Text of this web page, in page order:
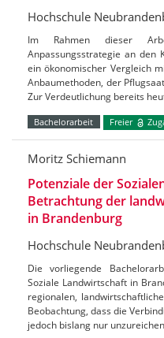
Hochschule
Im Rahmen dieser
Anpassungsstrategie an den
ein ökonomischer Vergleich
Anbaumethoden, der
Zur Verdeutlichung bereits
Bachelorarbeit Freier
Moritz Schiemann
Potenziale der
Betrachtung der
in Brandenburg
Hochschule
Die vorliegende
Soziale Landwirtschaft in
regionalen,
Beobachtung, dass die
jedoch bislang nur